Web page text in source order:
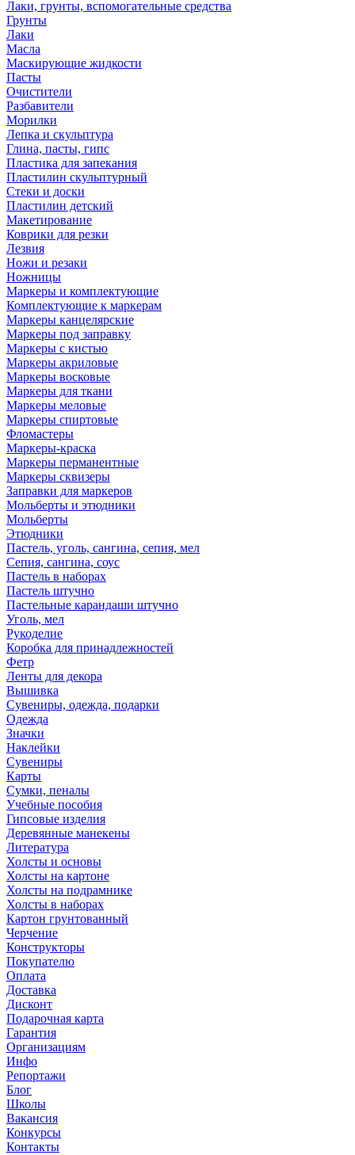
Лаки, грунты, вспомогательные средства
Грунты
Лаки
Масла
Маскирующие жидкости
Пасты
Очистители
Разбавители
Морилки
Лепка и скульптура
Глина, пасты, гипс
Пластика для запекания
Пластилин скульптурный
Стеки и доски
Пластилин детский
Макетирование
Коврики для резки
Лезвия
Ножи и резаки
Ножницы
Маркеры и комплектующие
Комплектующие к маркерам
Маркеры канцелярские
Маркеры под заправку
Маркеры с кистью
Маркеры акриловые
Маркеры восковые
Маркеры для ткани
Маркеры меловые
Маркеры спиртовые
Фломастеры
Маркеры-краска
Маркеры перманентные
Маркеры сквизеры
Заправки для маркеров
Мольберты и этюдники
Мольберты
Этюдники
Пастель, уголь, сангина, сепия, мел
Сепия, сангина, соус
Пастель в наборах
Пастель штучно
Пастельные карандаши штучно
Уголь, мел
Рукоделие
Коробка для принадлежностей
Фетр
Ленты для декора
Вышивка
Сувениры, одежда, подарки
Одежда
Значки
Наклейки
Сувениры
Карты
Сумки, пеналы
Учебные пособия
Гипсовые изделия
Деревянные манекены
Литература
Холсты и основы
Холсты на картоне
Холсты на подрамнике
Холсты в наборах
Картон грунтованный
Черчение
Конструкторы
Покупателю
Оплата
Доставка
Дисконт
Подарочная карта
Гарантия
Организациям
Инфо
Репортажи
Блог
Школы
Вакансия
Конкурсы
Контакты